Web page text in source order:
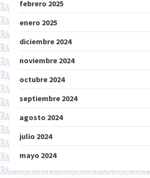
febrero 2025
enero 2025
diciembre 2024
noviembre 2024
octubre 2024
septiembre 2024
agosto 2024
julio 2024
mayo 2024